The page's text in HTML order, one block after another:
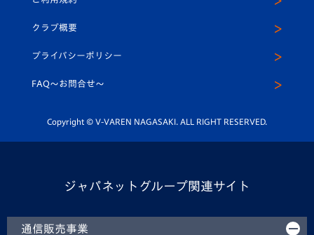
平和祈念活動
ホームタウン活動
スクール
ヴィヴィくんインスタグラム
公式LINE＠
クラブ概要
プライバシーポリシー
FAQ〜お問合せ〜
Copyright © V-VAREN NAGASAKI. ALL RIGHT RESERVED.
ジャパネットグループ関連サイト
通信販売事業